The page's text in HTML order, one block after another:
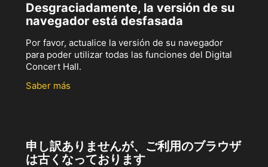
Desgraciadamente, la versión de su
navegador está desfasada
Por favor, actualice la versión de su navegador
para poder utilizar todas las funciones del Digital
Concert Hall.
Saber más
申し訳ありませんが、ご利用のブラウザ
は古くなっております